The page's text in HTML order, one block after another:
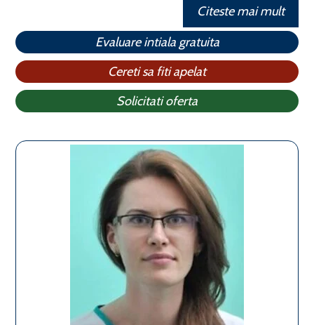
Citeste mai mult
Evaluare intiala gratuita
Cereti sa fiti apelat
Solicitati oferta